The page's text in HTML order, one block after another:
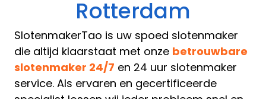
Rotterdam
SlotenmakerTao is uw spoed slotenmaker
die altijd klaarstaat met onze betrouwbare
slotenmaker 24/7 en 24 uur slotenmaker
service. Als ervaren en gecertificeerde